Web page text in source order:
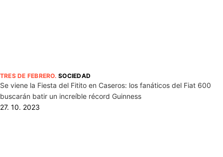
TRES DE FEBRERO.SOCIEDAD
Se viene la Fiesta del Fitito en Caseros: los fanáticos del Fiat 600
buscarán batir un increíble récord Guinness
27. 10. 2023